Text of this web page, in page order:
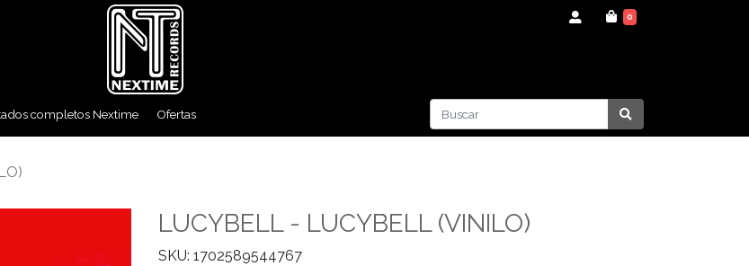
0
completos Nextime Ofertas
LUCYBELL - LUCYBELL (VINILO)
SKU: 1702589544767